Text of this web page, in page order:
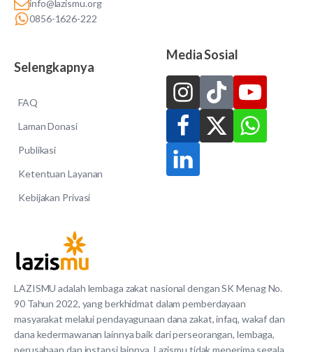
LAZISMU adalah lembaga zakat nasional dengan SK Menag No.
90 Tahun 2022, yang berkhidmat dalam pemberdayaan
masyarakat melalui pendayagunaan dana zakat, infaq, wakaf dan
dana kedermawanan lainnya baik dari perseorangan, lembaga,
perusahaan dan instansi lainnya. Lazismu tidak menerima segala
info@lazismu.org
0856-1626-222
Selengkapnya
FAQ
Laman Donasi
Publikasi
Ketentuan Layanan
Kebijakan Privasi
Media Sosial